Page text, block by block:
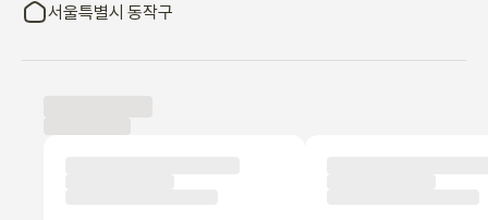
건조기
주방용품
서울특별시 동작구